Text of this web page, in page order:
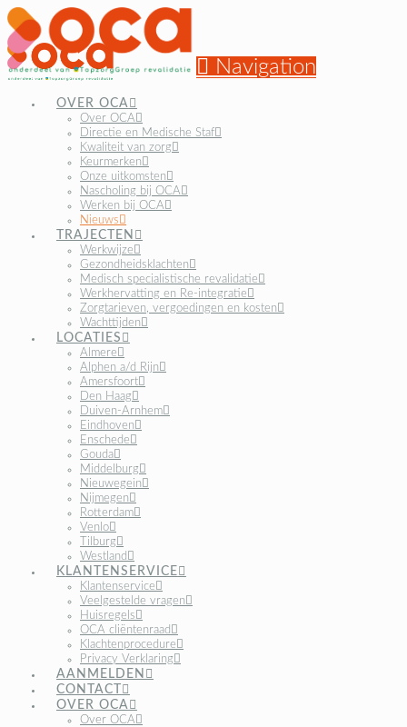
Navigation
OVER OCA
Over OCA
Directie en Medische Staf
Kwaliteit van zorg
Keurmerken
Onze uitkomsten
Nascholing bij OCA
Werken bij OCA
Nieuws
TRAJECTEN
Werkwijze
Gezondheidsklachten
Medisch specialistische revalidatie
Werkhervatting en Re-integratie
Zorgtarieven, vergoedingen en kosten
Wachttijden
LOCATIES
Almere
Alphen a/d Rijn
Amersfoort
Den Haag
Duiven-Arnhem
Eindhoven
Enschede
Gouda
Middelburg
Nieuwegein
Nijmegen
Rotterdam
Venlo
Tilburg
Westland
KLANTENSERVICE
Klantenservice
Veelgestelde vragen
Huisregels
OCA cliëntenraad
Klachtenprocedure
Privacy Verklaring
AANMELDEN
CONTACT
OVER OCA
Over OCA